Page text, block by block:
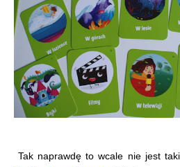
Tak naprawdę to wcale nie jest